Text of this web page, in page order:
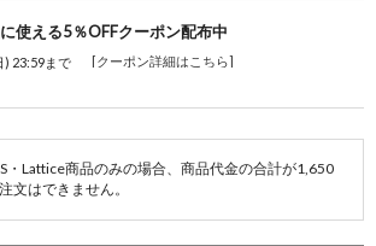
使える5％OFFクーポン配布中
) 23:59まで [クーポン詳細はこちら]
・Lattice商品のみの場合、商品代金の合計が1,650
文はできません。